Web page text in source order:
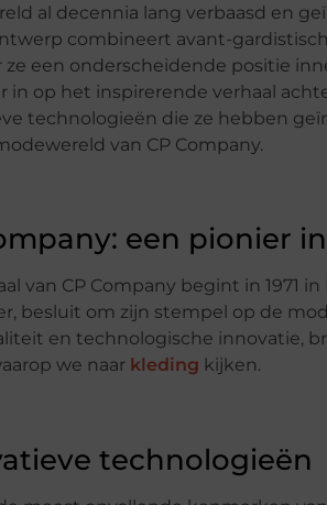
al decennia lang verbaasd en
combineert avant-
ze een onderscheidende positie
in op het inspirerende verhaal
technologieën die ze hebben
van CP Company.
een pionier
van CP Company begint in 1971
besluit om zijn stempel op de
en technologische innovatie,
we naar kleding kijken.
technologieën